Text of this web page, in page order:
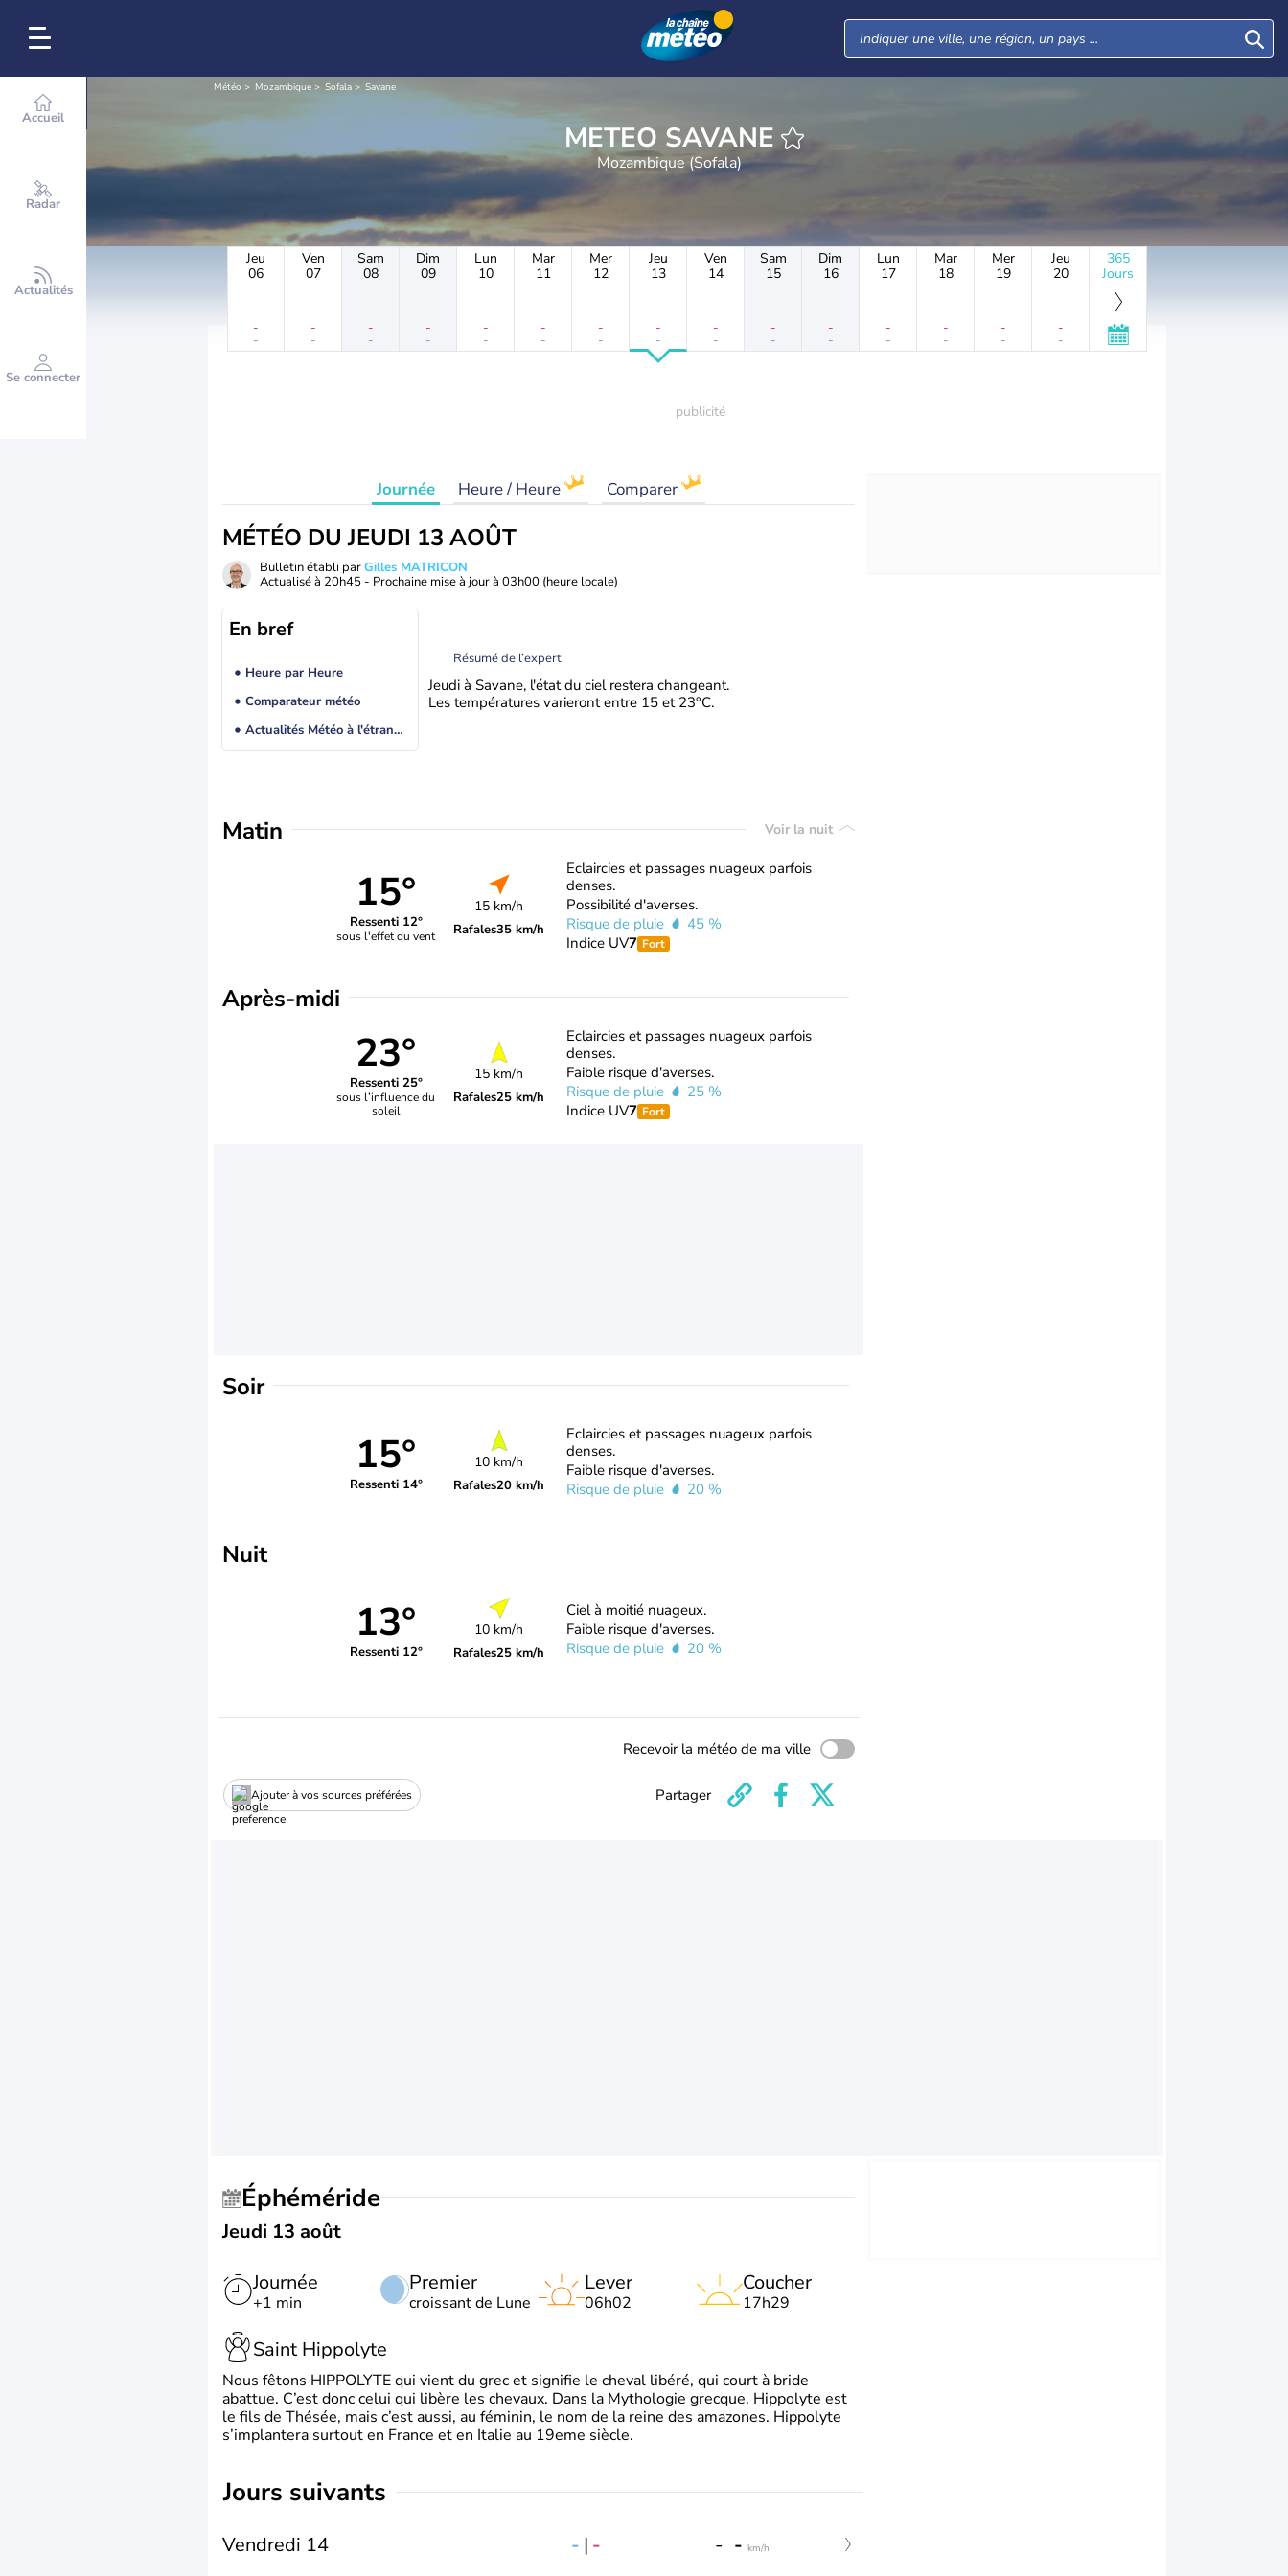
Accueil
Radar
Actualités
Se connecter
Météo Mozambique Sofala Savane
METEO SAVANE
Mozambique (Sofala)
Jeu
06
-
-
Ven
07
-
-
Sam
08
-
-
Dim
09
-
-
Lun
10
-
-
Mar
11
-
-
Mer
12
-
-
Jeu
13
-
-
Ven
14
-
-
Sam
15
-
-
Dim
16
-
-
Lun
17
-
-
Mar
18
-
-
Mer
19
-
-
Jeu
20
-
-
365
Jours
Journée Heure / Heure Comparer
MÉTÉO DU JEUDI 13 AOÛT
Bulletin établi parGilles MATRICON
Actualisé à 20h45 - Prochaine mise à jour à 03h00 (heure locale)
En bref
Heure par Heure
Comparateur météo
Actualités Météo à l'étranger
Résumé de l’expert
Jeudi à Savane, l'état du ciel restera changeant.
Les températures varieront entre 15 et 23°C.
Matin Voir la nuit
15°
Ressenti 12°
sous l'effet du vent
15 km/h
Rafales35 km/h
Eclaircies et passages nuageux parfois
denses.
Possibilité d'averses.
Risque de pluie
45 %
Indice UV7 Fort
Après-midi
23°
Ressenti 25°
sous l’influence du
soleil
15 km/h
Rafales25 km/h
Eclaircies et passages nuageux parfois
denses.
Faible risque d'averses.
Risque de pluie
25 %
Indice UV7 Fort
Soir
15°
Ressenti 14°
10 km/h
Rafales20 km/h
Eclaircies et passages nuageux parfois
denses.
Faible risque d'averses.
Risque de pluie
20 %
Nuit
13°
Ressenti 12°
10 km/h
Rafales25 km/h
Ciel à moitié nuageux.
Faible risque d'averses.
Risque de pluie
20 %
Recevoir la météo de ma ville
Ajouter à vos sources préférées Partager
Éphéméride
Jeudi 13 août
Journée
+1 min
Premier
croissant de Lune
Lever
06h02
Coucher
17h29
Saint Hippolyte
Nous fêtons HIPPOLYTE qui vient du grec et signifie le cheval libéré, qui court à bride
abattue. C’est donc celui qui libère les chevaux. Dans la Mythologie grecque, Hippolyte est
le fils de Thésée, mais c’est aussi, au féminin, le nom de la reine des amazones. Hippolyte
s’implantera surtout en France et en Italie au 19eme siècle.
jours suivants
Vendredi 14 - | - - - km/h